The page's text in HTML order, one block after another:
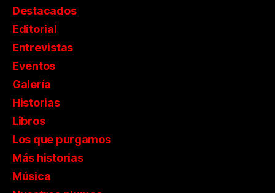
Destacados
Editorial
Entrevistas
Eventos
Galería
Historias
Libros
Los que purgamos
Más historias
Música